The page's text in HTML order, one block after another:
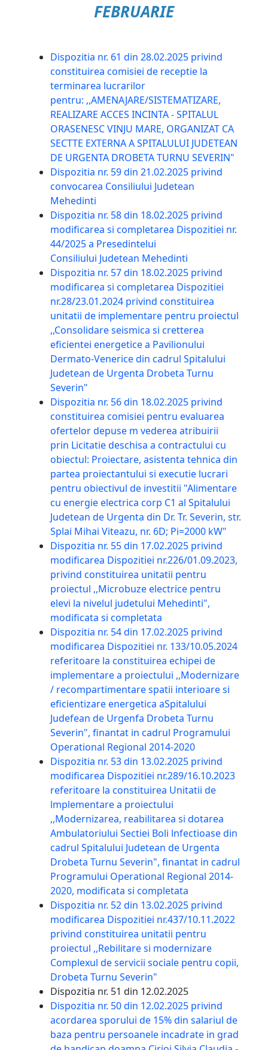
FEBRUARIE
Dispozitia nr. 61 din 28.02.2025 privind
constituirea comisiei de receptie la
terminarea lucrarilor
pentru: ,,AMENAJARE/SISTEMATIZARE,
REALIZARE ACCES INCINTA - SPITALUL
ORASENESC VINJU MARE, ORGANIZAT CA
SECTTE EXTERNA A SPITALULUI JUDETEAN
DE URGENTA DROBETA TURNU SEVERIN"
Dispozitia nr. 59 din 21.02.2025 privind
convocarea Consiliului Judetean
Mehedinti
Dispozitia nr. 58 din 18.02.2025 privind
modificarea si completarea Dispozitiei nr.
44/2025 a Presedintelui
Consiliului Judetean Mehedinti
Dispozitia nr. 57 din 18.02.2025 privind
modificarea si completarea Dispozitiei
nr.28/23.01.2024 privind constituirea
unitatii de implementare pentru proiectul
,,Consolidare seismica si cretterea
eficientei energetice a Pavilionului
Dermato-Venerice din cadrul Spitalului
Judetean de Urgenta Drobeta Turnu
Severin"
Dispozitia nr. 56 din 18.02.2025 privind
constituirea comisiei pentru evaluarea
ofertelor depuse m vederea atribuirii
prin Licitatie deschisa a contractului cu
obiectul: Proiectare, asistenta tehnica din
partea proiectantului si executie lucrari
pentru obiectivul de investitii "Alimentare
cu energie electrica corp C1 al Spitalului
Judetean de Urgenta din Dr. Tr. Severin, str.
Splai Mihai Viteazu, nr. 6D; Pi=2000 kW"
Dispozitia nr. 55 din 17.02.2025 privind
modificarea Dispozitiei nr.226/01.09.2023,
privind constituirea unitatii pentru
proiectul ,,Microbuze electrice pentru
elevi la nivelul judetului Mehedinti",
modificata si completata
Dispozitia nr. 54 din 17.02.2025 privind
modificarea Dispozitiei nr. 133/10.05.2024
referitoare la constituirea echipei de
implementare a proiectului ,,Modernizare
/ recompartimentare spatii interioare si
eficientizare energetica aSpitalului
Judefean de Urgenfa Drobeta Turnu
Severin", finantat in cadrul Programului
Operational Regional 2014-2020
Dispozitia nr. 53 din 13.02.2025 privind
modificarea Dispozitiei nr.289/16.10.2023
referitoare la constituirea Unitatii de
lmplementare a proiectului
,,Modernizarea, reabilitarea si dotarea
Ambulatoriului Sectiei Boli lnfectioase din
cadrul Spitalului Judetean de Urgenta
Drobeta Turnu Severin", finantat in cadrul
Programului Operational Regional 2014-
2020, modificata si completata
Dispozitia nr. 52 din 13.02.2025 privind
modificarea Dispozitiei nr.437/10.11.2022
privind constituirea unitatii pentru
proiectul ,,Rebilitare si modernizare
Complexul de servicii sociale pentru copii,
Drobeta Turnu Severin"
Dispozitia nr. 51 din 12.02.2025
Dispozitia nr. 50 din 12.02.2025 privind
acordarea sporului de 15% din salariul de
baza pentru persoanele incadrate in grad